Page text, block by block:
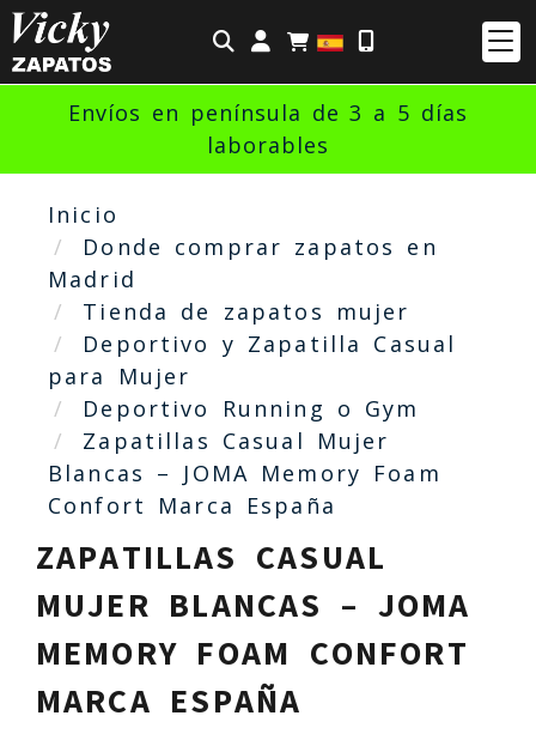
Identifícate
Envíos en península de 3 a 5 días
laborables
Inicio
Donde comprar zapatos en
Madrid
Tienda de zapatos mujer
Deportivo y Zapatilla Casual
para Mujer
Deportivo Running o Gym
Zapatillas Casual Mujer
Blancas – JOMA Memory Foam
Confort Marca España
ZAPATILLAS CASUAL
MUJER BLANCAS – JOMA
MEMORY FOAM CONFORT
MARCA ESPAÑA